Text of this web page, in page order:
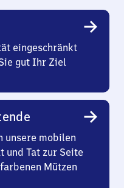
eingeschränkt
gut Ihr Ziel
unsere mobilen
und Tat zur Seite
Mützen